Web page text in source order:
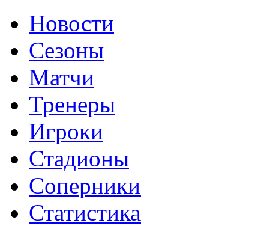
Новости
Сезоны
Матчи
Тренеры
Игроки
Стадионы
Соперники
Статистика